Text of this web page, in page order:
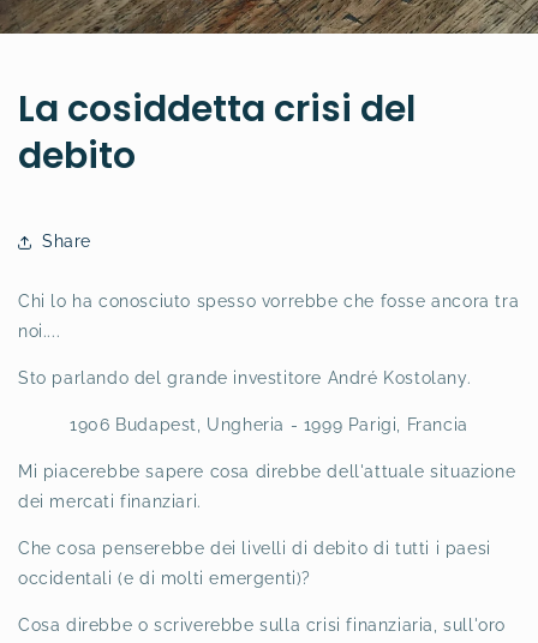
La cosiddetta crisi del
debito
Share
Chi lo ha conosciuto spesso vorrebbe che fosse ancora tra
noi....
Sto parlando del grande investitore André Kostolany.
1906 Budapest, Ungheria - 1999 Parigi, Francia
Mi piacerebbe sapere cosa direbbe dell'attuale situazione
dei mercati finanziari.
Che cosa penserebbe dei livelli di debito di tutti i paesi
occidentali (e di molti emergenti)?
Cosa direbbe o scriverebbe sulla crisi finanziaria, sull'oro